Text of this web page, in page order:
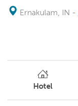
Ernakulam, IN -
Hotel